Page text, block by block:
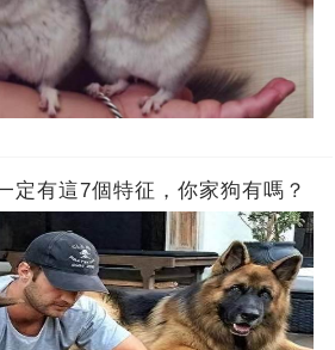
定有這7個特征，你家狗有嗎？